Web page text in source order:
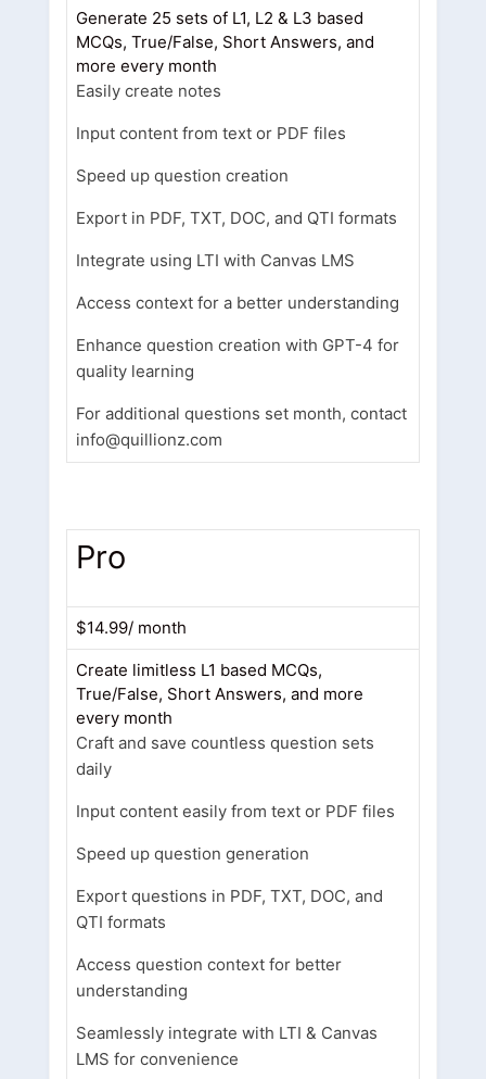
Generate 25 sets of L1, L2 & L3 based
MCQs, True/False, Short Answers, and
more every month
Easily create notes
Input content from text or PDF files
Speed up question creation
Export in PDF, TXT, DOC, and QTI formats
Integrate using LTI with Canvas LMS
Access context for a better understanding
Enhance question creation with GPT-4 for
quality learning
For additional questions set month, contact
info@quillionz.com
Pro
$14.99/ month
Create limitless L1 based MCQs,
True/False, Short Answers, and more
every month
Craft and save countless question sets
daily
Input content easily from text or PDF files
Speed up question generation
Export questions in PDF, TXT, DOC, and
QTI formats
Access question context for better
understanding
Seamlessly integrate with LTI & Canvas
LMS for convenience